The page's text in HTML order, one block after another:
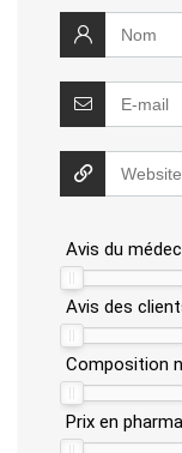
Avis du
Avis des
Composition
Prix ​​en